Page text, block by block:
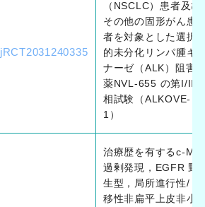
jRCT2031240335
（NSCLC）患者及び
その他の固形がん患
者を対象とした選択
的未分化リンパ腫キ
ナーゼ（ALK）阻害
薬NVL-655 の第I/II
相試験（ALKOVE-
1）
治療歴を有するc-Met
過剰発現，EGFR 野
生型，局所進行性/ 転
移性非扁平上皮非小